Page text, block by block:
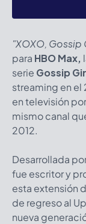
"XOXO, Gossip
para HBO Max,
serie Gossip
streaming en el
en televisión
mismo canal
2012.
Desarrollada
fue escritor y
esta extensión
de regreso al
nueva